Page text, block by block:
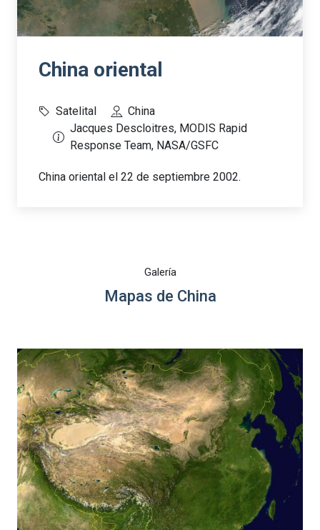
China oriental
Satelital
China
Jacques Descloitres, MODIS Rapid
Response Team, NASA/GSFC
China oriental el 22 de septiembre 2002.
Galería
Mapas de China